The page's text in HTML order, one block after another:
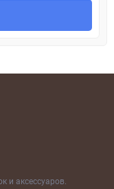
и аксессуаров.